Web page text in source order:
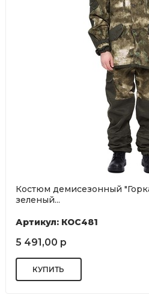
Костюм демисезонный
зеленый...
Артикул: КОС481
5 491,00 р